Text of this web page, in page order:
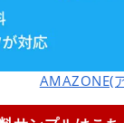
AMAZONE(